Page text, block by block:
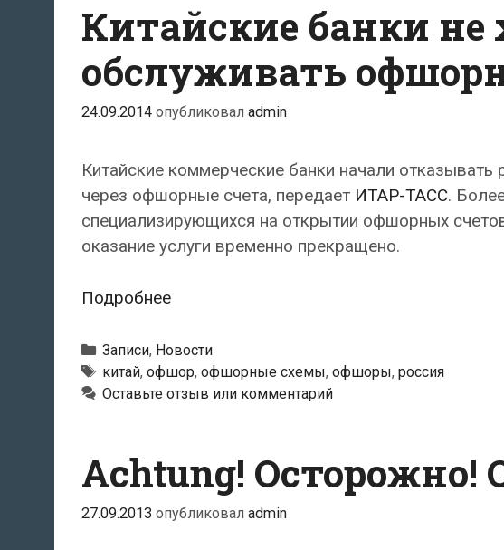
бизнесменов
Китайские банки не
обслуживать
24.09.2014 опубликовал admin
Китайские коммерческие банки начали
через офшорные счета, передает ИТАР-ТАСС.
специализирующихся на открытии офшорных
оказание услуги временно прекращено.
ПодробнееКитайские
не
хотят
обслуживать
россиян
Рубрики
Записи, Новости
Метки
китай, офшор, офшорные схемы, офшоры, россия
Оставьте отзыв или комментарий
Achtung! Осторожно!
27.09.2013 опубликовал admin